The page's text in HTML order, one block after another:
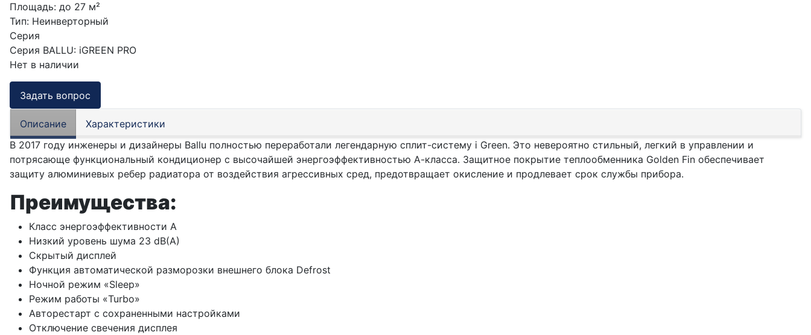
Площадь: до 27 м²
Тип: Неинверторный
Серия
Серия BALLU: iGREEN PRO
Нет в наличии
Задать вопрос
Описание
Характеристики
В 2017 году инженеры и дизайнеры Ballu полностью переработали легендарную сплит-систему i Green. Это невероятно стильный, легкий в управлении и
потрясающе функциональный кондиционер с высочайшей энергоэффективностью А-класса. Защитное покрытие теплообменника Golden Fin обеспечивает
защиту алюминиевых ребер радиатора от воздействия агрессивных сред, предотвращает окисление и продлевает срок службы прибора.
Преимущества:
Класс энергоэффективности A
Низкий уровень шума 23 dB(A)
Скрытый дисплей
Функция автоматической разморозки внешнего блока Defrost
Ночной режим «Sleep»
Режим работы «Turbo»
Авторестарт с сохраненными настройками
Отключение свечения дисплея